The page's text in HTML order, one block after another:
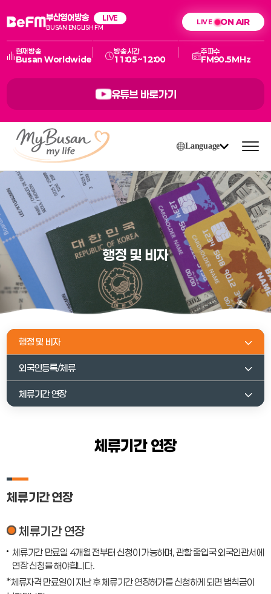
부산영어방송 LIVE
BUSAN ENGLISH FM
ON AIR
현재방송
Busan Worldwide
방송시간
11:05~12:00
주파수
FM90.5MHz
유튜브 바로가기
Language
행정 및 비자
행정 및 비자
외국인등록/체류
체류기간 연장
체류기간 연장
체류기간 연장
체류기간 연장
체류기간 만료일 4개월 전부터 신청이 가능하며, 관할 출입국 외국인관서에
연장 신청을 해야합니다.
*체류자격 만료일이 지난 후 체류기간 연장허가를 신청하게 되면 범칙금이